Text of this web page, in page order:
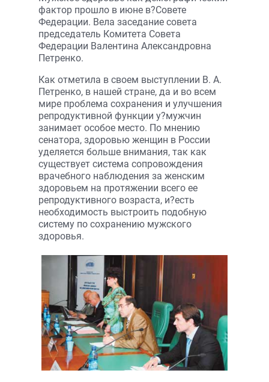
фактор прошло в июне в?Совете
Федерации. Вела заседание совета
председатель Комитета Совета
Федерации Валентина Александровна
Петренко.
Как отметила в своем выступлении В. A.
Петренко, в нашей стране, да и во всем
мире проблема сохранения и улучшения
репродуктивной функции у?мужчин
занимает особое место. По мнению
сенатора, здоровью женщин в России
уделяется больше внимания, так как
существует система сопровождения
врачебного наблюдения за женским
здоровьем на протяжении всего ее
репродуктивного возраста, и?есть
необходимость выстроить подобную
систему по сохранению мужского
здоровья.